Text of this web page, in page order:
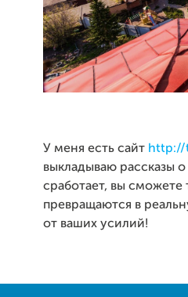
У меня есть сайт http://
выкладываю рассказы
сработает, вы сможете
превращаются в
от ваших усилий!